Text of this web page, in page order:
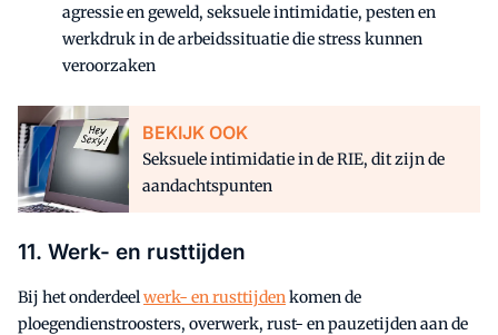
agressie en geweld, seksuele intimidatie, pesten en
werkdruk in de arbeidssituatie die stress kunnen
veroorzaken
BEKIJK OOK
Seksuele intimidatie in de RIE, dit zijn de
aandachtspunten
11. Werk- en rusttijden
Bij het onderdeelwerk- en rusttijdenkomen de
ploegendienstroosters, overwerk, rust- en pauzetijden aan de